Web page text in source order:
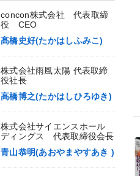
concon株式会社 代表取締
役 CEO
髙橋史好(たかはしふみこ)
株式会社雨風太陽 代表取締
役社長
高橋博之(たかはしひろゆき)
株式会社サイエンスホール
ディングス 代表取締役会長
青山恭明(あおやまやすあき )